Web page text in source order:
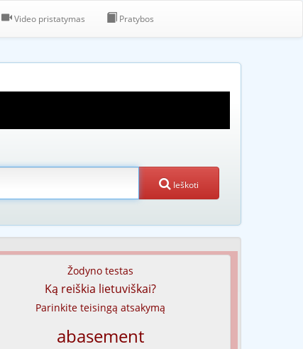
Video pristatymas Pratybos
Ieškoti
Žodyno testas
Ką reiškia lietuviškai?
Parinkite teisingą atsakymą
abasement